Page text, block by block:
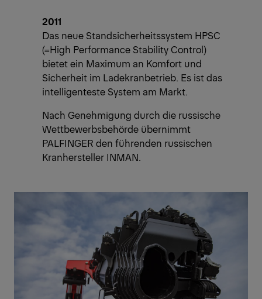
2011
Das neue Standsicherheitssystem HPSC
(=High Performance Stability Control)
bietet ein Maximum an Komfort und
Sicherheit im Ladekranbetrieb. Es ist das
intelligenteste System am Markt.
Nach Genehmigung durch die russische
Wettbewerbsbehörde übernimmt
PALFINGER den führenden russischen
Kranhersteller INMAN.